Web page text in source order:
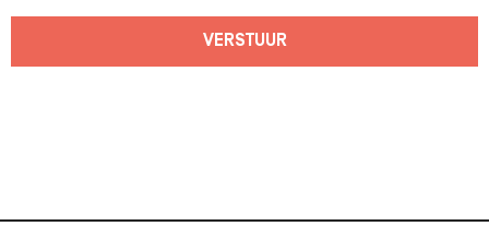
VERSTUUR